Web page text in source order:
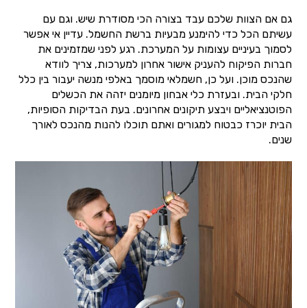
גם אם הצוות שלכם עבד בצורה הכי מסודרת שיש. וגם עם
עשיתם הכל כדי להימנע מבעיות ברשת החשמל. עדיין אי אפשר
לסמוך בעיניים עצומות על המערכת. רגע לפני שמזמינים את
חברות הפיקוח להעניק אישור אחרון למערכות, צריך לוודא
שהנכס מוכן. ועל כן, חשמלאי מוסמך באלפי מנשה יעבור בין כלל
חלקי הבית. ובעזרת כלי אבחון מיומנים יזהה את הכשלים
הפוטנציאליים ויבצע תיקונים אחרונים. בעת הבדיקות הסופיות,
הבית יוכרז כבטוח למגורים ואתם תוכלו להנות מהנכס לאורך
שנים.